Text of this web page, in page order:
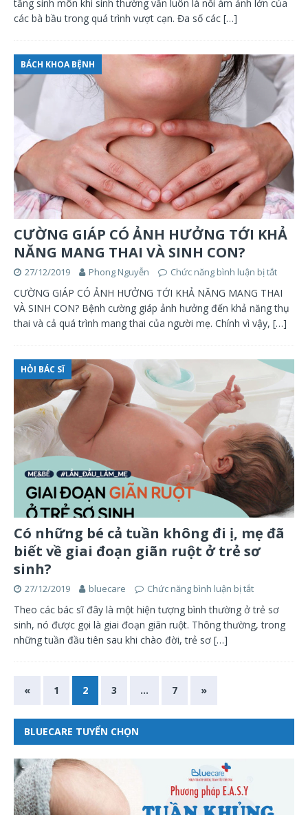
tầng sinh môn khi sinh thường vẫn luôn là nỗi ám ảnh lớn của
các bà bầu trong quá trình vượt cạn. Đa số các […]
BÁCH KHOA BỆNH
CƯỜNG GIÁP CÓ ẢNH HƯỞNG TỚI KHẢ
NĂNG MANG THAI VÀ SINH CON?
27/12/2019 Phong Nguyễn Chức năng bình luận bị tắt
CƯỜNG GIÁP CÓ ẢNH HƯỞNG TỚI KHẢ NĂNG MANG THAI
VÀ SINH CON? Bệnh cường giáp ảnh hưởng đến khả năng thụ
thai và cả quá trình mang thai của người mẹ. Chính vì vậy, […]
HỎI BÁC SĨ
Có những bé cả tuần không đi ị, mẹ đã
biết về giai đoạn giãn ruột ở trẻ sơ
sinh?
27/12/2019 bluecare Chức năng bình luận bị tắt
Theo các bác sĩ đây là một hiện tượng bình thường ở trẻ sơ
sinh, nó được gọi là giai đoạn giãn ruột. Thông thường, trong
những tuần đầu tiên sau khi chào đời, trẻ sơ […]
« 1 2 3 … 7 »
BLUECARE TUYỂN CHỌN